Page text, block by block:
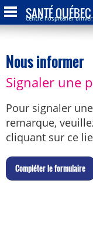
SANTÉ
Centre hospitalier
Nous informer
Signaler une
Pour signaler
remarque,
cliquant sur ce
Compléter le formulaire